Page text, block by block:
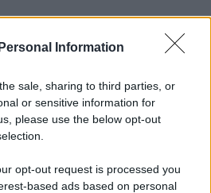
Information
sale, sharing to third parties, or
or sensitive information for
please use the below opt-out
opt-out request is processed you
based ads based on personal